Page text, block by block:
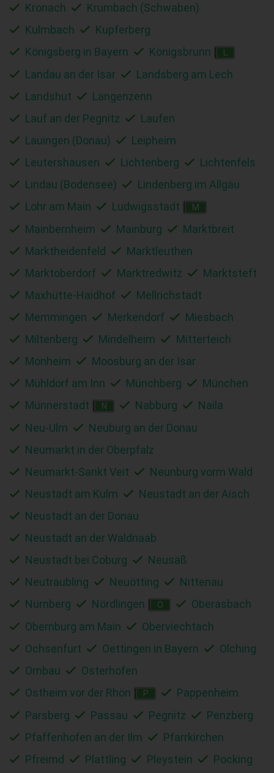
Kronach
Krumbach (Schwaben)
Kulmbach
Kupferberg
Königsberg in Bayern
Königsbrunn
Landau an der Isar
Landsberg am Lech
Landshut
Langenzenn
Lauf an der Pegnitz
Laufen
Lauingen (Donau)
Leipheim
Leutershausen
Lichtenberg
Lichtenfels
Lindau (Bodensee)
Lindenberg im Allgäu
Lohr am Main
Ludwigsstadt M
Mainbernheim Mainburg
Marktbreit
Marktheidenfeld
Marktleuthen
Marktoberdorf
Marktredwitz
Marktsteft
Maxhütte-Haidhof
Mellrichstadt
Memmingen
Merkendorf
Miesbach
Miltenberg
Mindelheim
Mitterteich
Monheim
Moosburg an der Isar
Mühldorf am Inn
Münchberg
München
Münnerstadt
N Nabburg
Naila
Neu-Ulm
Neuburg an der Donau
Neumarkt in der Oberpfalz
Neumarkt-Sankt Veit
Neunburg vorm Wald
Neustadt am Kulm
Neustadt an der Aisch
Neustadt an der Donau
Neustadt an der Waldnaab
Neustadt bei Coburg
Neusäß
Neutraubling
Neuötting
Nittenau
Nürnberg
Nördlingen O
Oberasbach
Obernburg am Main
Oberviechtach
Ochsenfurt
Oettingen in Bayern
Olching
Ornbau
Osterhofen
Ostheim vor der Rhön
P
Pappenheim
Parsberg
Passau Pegnitz
Penzberg
Pfaffenhofen an der Ilm
Pfarrkirchen
Pfreimd
Plattling Pleystein
Pocking